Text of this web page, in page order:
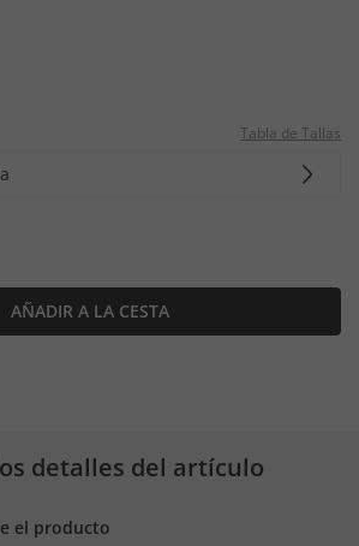
Tabla de Tallas
AÑADIR A LA CESTA
detalles del artículo
el producto